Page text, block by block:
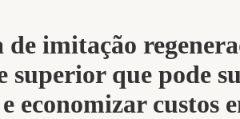
imitação
superior que pode
economizar custos